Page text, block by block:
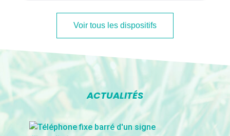
Voir tous les dispositifs
ACTUALITÉS